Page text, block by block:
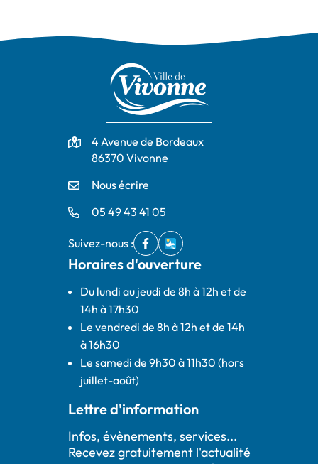
Adresse
4 Avenue de Bordeaux
86370 Vivonne
Nous écrire
05 49 43 41 05
Suivez-nous :
Facebook
(ouverture dans un nouvel onglet)
IntraMuros
(ouverture dans un nouvel
Horaires d'ouverture
Du lundi au jeudi de 8h à 12h et de
14h à 17h30
Le vendredi de 8h à 12h et de 14h
à 16h30
Le samedi de 9h30 à 11h30 (hors
juillet-août)
Lettre d'information
Infos, évènements, services...
Recevez gratuitement l'actualité